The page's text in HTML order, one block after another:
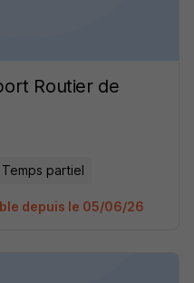
Routier de
Temps partiel
depuis le 05/06/26